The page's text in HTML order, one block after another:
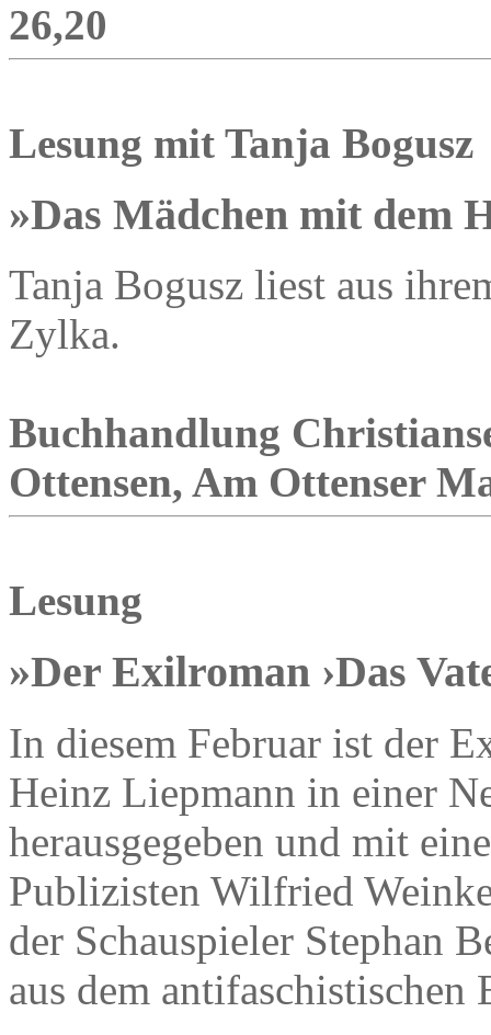
26,20
Lesung mit Tanja Bogusz
»Das Mädchen mit dem
Tanja Bogusz liest aus
Zylka.
Buchhandlung
Ottensen, Am Ottenser
Lesung
»Der Exilroman ›Das
In diesem Februar ist der
Heinz Liepmann in einer
herausgegeben und mit
Publizisten Wilfried
der Schauspieler Stephan
aus dem antifaschistischen